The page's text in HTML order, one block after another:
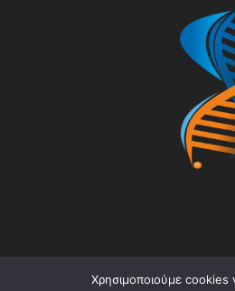
Χρησιμοποιούμε cookies